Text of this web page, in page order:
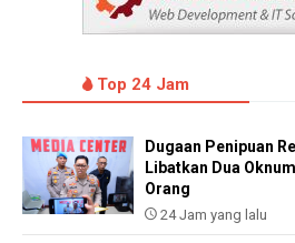
Top 24 Jam
Dugaan Penipuan
Libatkan Dua
Orang
24 Jam yang lalu